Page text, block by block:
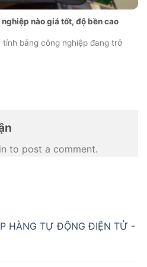
nào giá tốt, độ bền cao
bảng công nghiệp đang trở
to post a comment.
HÀNG TỰ ĐỘNG ĐIỆN TỬ -